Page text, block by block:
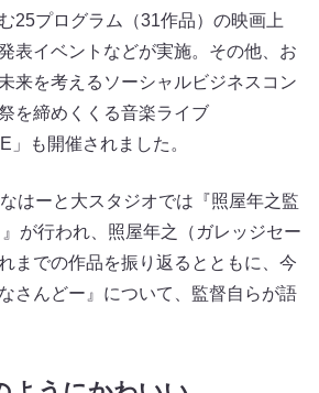
25プログラム（31作品）の映画上
表イベントなどが実施。その他、お
来を考えるソーシャルビジネスコン
を締めくくる音楽ライブ
」も開催されました。
はーと大スタジオでは『照屋年之監
が行われ、照屋年之（ガレッジセー
までの作品を振り返るとともに、今
さんどー』について、監督自らが語